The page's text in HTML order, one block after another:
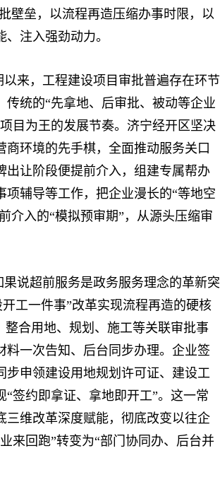
壁垒，以流程再造压缩办事时限，以
注入强劲动力。
以来，工程建设项目审批普遍存在环节
统的“先拿地、后审批、被动等企业
目为王的发展节奏。济宁经开区坚决
环境的先手棋，全面推动服务关口
让阶段便提前介入，组建专属帮办
辅导等工作，把企业漫长的“等地空
介入的“模拟预审期”，从源头压缩审
说超前服务是政务服务理念的革新突
工一件事”改革实现流程再造的硬核
合用地、规划、施工等关联审批事
一次告知、后台同步办理。企业签
申领建设用地规划许可证、建设工
签约即拿证、拿地即开工”。这一常
三维改革深度赋能，彻底改变以往企
来回跑”转变为“部门协同办、后台并